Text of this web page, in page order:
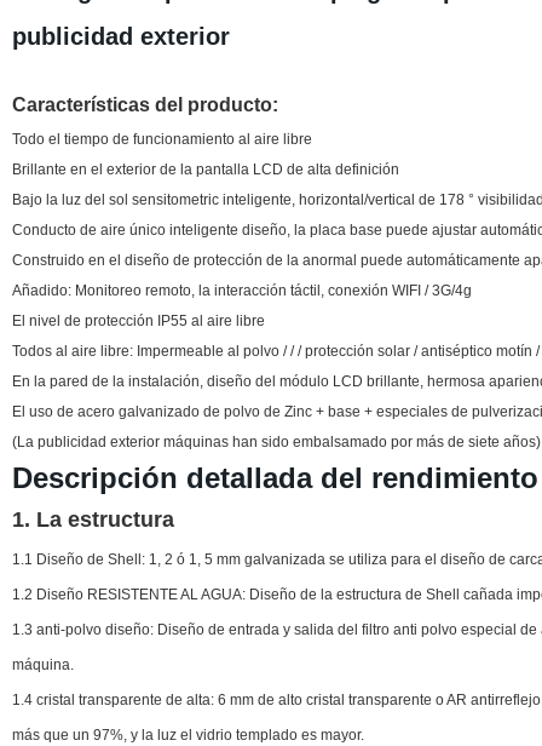
publicidad exterior
Características del producto:
Todo el tiempo de funcionamiento al aire libre
Brillante en el exterior de la pantalla LCD de alta definición
Bajo la luz del sol sensitometric inteligente, horizontal/vertical de 178 °
Conducto de aire único inteligente diseño, la placa base puede ajustar
Construido en el diseño de protección de la anormal puede automáticamente
Añadido: Monitoreo remoto, la interacción táctil, conexión WIFI / 3G/4g
El nivel de protección IP55 al aire libre
Todos al aire libre: Impermeable al polvo / / / protección solar / antiséptico motín
En la pared de la instalación, diseño del módulo LCD brillante, hermosa
El uso de acero galvanizado de polvo de Zinc + base + especiales de
(La publicidad exterior máquinas han sido embalsamado por más de siete años)
Descripción detallada del rendimiento
1. La estructura
1.1 Diseño de Shell: 1, 2 ó 1, 5 mm galvanizada se utiliza para el diseño de
1.2 Diseño RESISTENTE AL AGUA: Diseño de la estructura de Shell cañada
1.3 anti-polvo diseño: Diseño de entrada y salida del filtro anti polvo especial
máquina.
1.4 cristal transparente de alta: 6 mm de alto cristal transparente o AR
más que un 97%, y la luz el vidrio templado es mayor.